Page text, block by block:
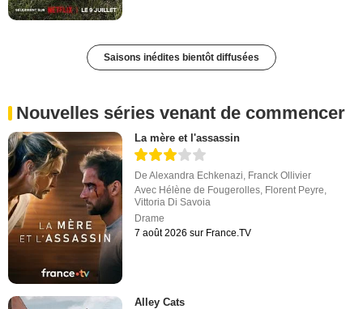
Saisons inédites bientôt diffusées
Nouvelles séries venant de commencer
La mère et l'assassin
DeAlexandra Echkenazi Franck Ollivier
Avec Hélène de Fougerolles Florent Peyre
Vittoria Di Savoia
Drame
7 août 2026 sur France.TV
Alley Cats